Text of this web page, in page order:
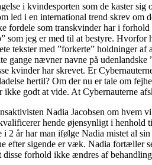
i kvindesporten som de kaster
led i en international trend skrev
fordele som transkvinder har i
jeg er med til at bestyre.
tekster med ”forkerte” holdninger
gange nævner navne på
kvinder har skrevet. Er
hertil? Om der nu er tale om
ikke godt at vide. At Cybernauterne
Nadia Jacobsen om
hende øjensynligt i
i 2 år har man ifølge Nadia mistet al
efter sigende er væk. Nadia fortæller
forhold ikke ændres af